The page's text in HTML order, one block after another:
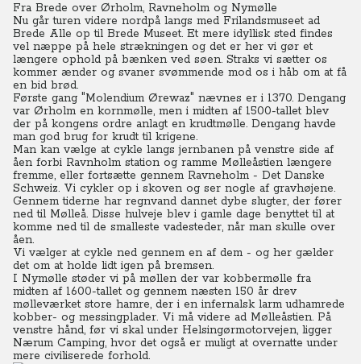
Fra Brede over Ørholm, Ravneholm og Nymølle
Nu går turen videre nordpå langs med Frilandsmuseet ad
Brede Alle op til Brede Museet. Et mere idyllisk sted findes
vel næppe på hele strækningen og det er her vi gør et
længere ophold på bænken ved søen. Straks vi sætter os
kommer ænder og svaner svømmende mod os i håb om at få
en bid brød.
Første gang "Molendium Ørewaz" nævnes er i 1370. Dengang
var Ørholm en kornmølle, men i midten af 1500-tallet blev
der på kongens ordre anlagt en krudtmølle. Dengang havde
man god brug for krudt til krigene.
Man kan vælge at cykle langs jernbanen på venstre side af
åen forbi Ravnholm station og ramme Mølleåstien længere
fremme, eller fortsætte gennem Ravneholm - Det Danske
Schweiz. Vi cykler op i skoven og ser nogle af gravhøjene.
Gennem tiderne har regnvand dannet dybe slugter, der fører
ned til Mølleå. Disse hulveje blev i gamle dage benyttet til at
komme ned til de smalleste vadesteder, når man skulle over
åen.
Vi vælger at cykle ned gennem en af dem - og her gælder
det om at holde lidt igen på bremsen.
I Nymølle støder vi på møllen der var kobbermølle fra
midten af 1600-tallet og gennem næsten 150 år drev
mølleværket store hamre, der i en infernalsk larm udhamrede
kobber- og messingplader. Vi må videre ad Mølleåstien. På
venstre hånd, før vi skal under Helsingørmotorvejen, ligger
Nærum Camping, hvor det også er muligt at overnatte under
mere civiliserede forhold.